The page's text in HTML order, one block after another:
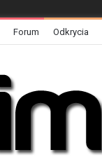
Forum Odkrycia